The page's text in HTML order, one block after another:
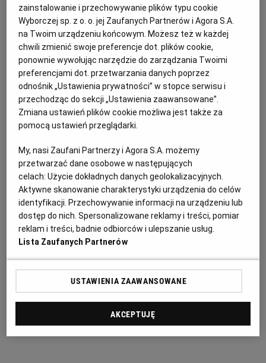
KOSZALIN
KRAKÓW
LUBLIN
OLSZTYN
OPOLE
PŁOCK
POZNAŃ
RADOM
TOK FM
SPORT.PL
PUBLIO.PL
DZIECKO
ZDROWIE
POGODA
PODRÓŻE
WIDEO
Na 6-7 słoików o poj. 300 ml
Przygotowanie: ok. 60 minut
Cukinia w oleju – składniki:
5-7 małych cukinii (20-30 cm)
sól
pieprz
4 ząbki czosnku
papryczka chili
2 łyżki listków tymianku
łyżka soku z cytryny
olej, np. słonecznikowy (ok. 3/4 litra) lub oliwa
zainstalowanie i przechowywanie plików typu cookie
Wyborczej sp. z o. o. jej Zaufanych Partnerów i Agora S.A.
na Twoim urządzeniu końcowym. Możesz też w każdej
chwili zmienić swoje preferencje dot. plików cookie,
ponownie wywołując narzędzie do zarządzania Twoimi
preferencjami dot. przetwarzania danych poprzez
odnośnik „Ustawienia prywatności” w stopce serwisu i
przechodząc do sekcji „Ustawienia zaawansowane”.
Zmiana ustawień plików cookie możliwa jest także za
pomocą ustawień przeglądarki.
My, nasi Zaufani Partnerzy i Agora S.A. możemy
przetwarzać dane osobowe w następujących
celach:Użycie dokładnych danych geolokalizacyjnych.
Aktywne skanowanie charakterystyki urządzenia do celów
identyfikacji. Przechowywanie informacji na urządzeniu lub
dostęp do nich. Spersonalizowane reklamy i treści, pomiar
reklam i treści, badnie odbiorców i ulepszanie usług.
Lista Zaufanych Partnerów
USTAWIENIA ZAAWANSOWANE
AKCEPTUJĘ